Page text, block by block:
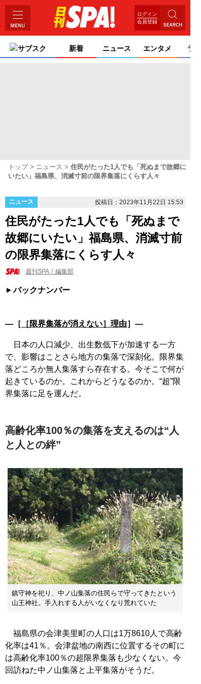
ログイン
会員登録
サブスク 新着 ニュース エンタメ ライ
トップ ニュース
住民がたった1人でも「死ぬまで故郷に
いたい」福島県、消滅寸前の限界集落にくらす人々
ニュース 投稿日：2023年11月22日 15:53
住民がたった1人でも「死ぬまで
故郷にいたい」福島県、消滅寸前
の限界集落にくらす人々
週刊SPA！編集部
バックナンバー
―［ ［限界集落が消えない］理由］―
日本の人口減少、出生数低下が加速する一方
で、影響はことさら地方の集落で深刻化。限界集
落どころか無人集落すら存在する。今そこで何が
起きているのか。これからどうなるのか。“超”限
界集落に足を運んだ。
高齢化率100％の集落を支えるのは“人
と人との絆”
鎮守神を祀り、中ノ山集落の住民らで守ってきたという
山王神社。手入れする人がいなくなり荒れていた
福島県の会津美里町の人口は1万8610人で高齢
化率は41％。会津盆地の南西に位置するその町に
は高齢化率100％の超限界集落も少なくない。今
回訪ねた中ノ山集落と上平集落がそうだ。